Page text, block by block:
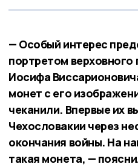
— Особый интерес
портретом
Иосифа
монет с его
чеканили. Впервые их
Чехословакии через
окончания войны. На
такая монета, —